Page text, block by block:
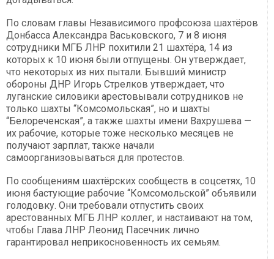
По словам главы Независимого профсоюза шахтёров
Донбасса Александра Васьковского, 7 и 8 июня
сотрудники МГБ ЛНР похитили 21 шахтёра, 14 из
которых к 10 июня были отпущены. Он утверждает,
что некоторых из них пытали. Бывший министр
обороны ДНР Игорь Стрелков утверждает, что
луганские силовики арестовывали сотрудников не
только шахты “Комсомольская”, но и шахты
“Белореченская”, а также шахты имени Вахрушева —
их рабочие, которые тоже несколько месяцев не
получают зарплат, также начали
самоорганизовываться для протестов.
По сообщениям шахтёрских сообществ в соцсетях, 10
июня бастующие рабочие “Комсомольской” объявили
голодовку. Они требовали отпустить своих
арестованных МГБ ЛНР коллег, и настаивают на том,
чтобы Глава ЛНР Леонид Пасечник лично
гарантировал неприкосновенность их семьям.